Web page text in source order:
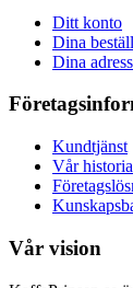
Ditt konto
Dina
Dina
Kundtjänst
Vår historia
Vår vision